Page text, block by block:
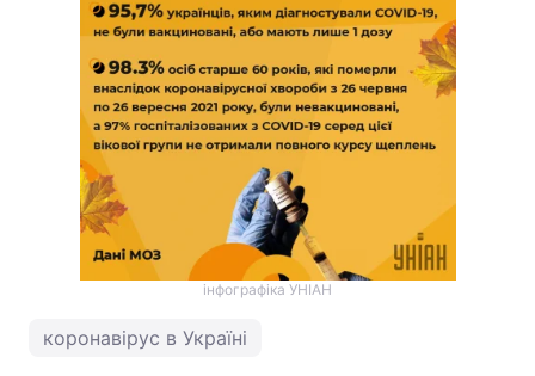
інфографіка УНІАН
коронавірус в Україні